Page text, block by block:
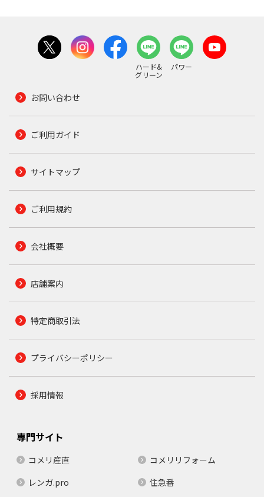
ハード&
グリーン
パワー
お問い合わせ
ご利用ガイド
サイトマップ
ご利用規約
会社概要
店舗案内
特定商取引法
プライバシーポリシー
採用情報
専門サイト
コメリ産直
コメリリフォーム
レンガ.pro
住急番